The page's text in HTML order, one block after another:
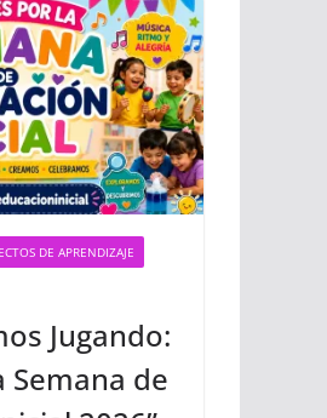
DE APRENDIZAJE
Jugando:
Semana de